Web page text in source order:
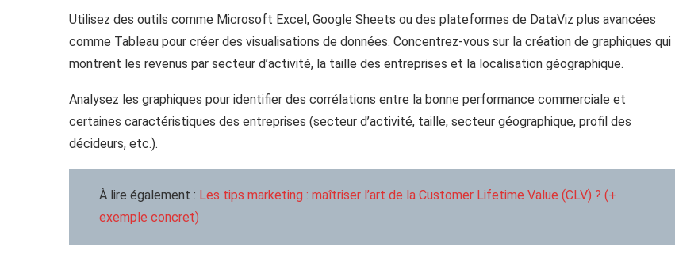
Utilisez des outils comme Microsoft Excel, Google Sheets ou des plateformes de DataViz plus avancées
comme Tableau pour créer des visualisations de données. Concentrez-vous sur la création de graphiques qui
montrent les revenus par secteur d’activité, la taille des entreprises et la localisation géographique.
Analysez les graphiques pour identifier des corrélations entre la bonne performance commerciale et
certaines caractéristiques des entreprises (secteur d’activité, taille, secteur géographique, profil des
décideurs, etc.).
À lire également : Les tips marketing : maîtriser l’art de la Customer Lifetime Value (CLV) ? (+
exemple concret)